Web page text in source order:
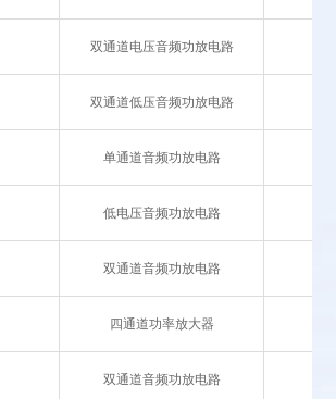
双通道电压音频功放电路
双通道低压音频功放电路
单通道音频功放电路
低电压音频功放电路
双通道音频功放电路
四通道功率放大器
双通道音频功放电路